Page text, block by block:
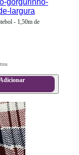
- 1,50m de